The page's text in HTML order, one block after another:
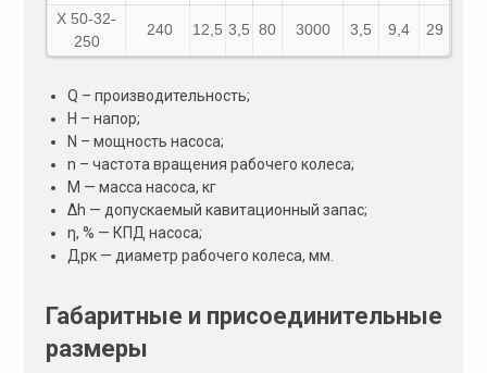
Х 50-32-
250
240 12,5 3,5 80 3000 3,5 9,4 29
Q – производительность;
Н – напор;
N – мощность насоса;
n – частота вращения рабочего колеса;
М — масса насоса, кг
Δh — допускаемый кавитационный запас;
η, % — КПД насоса;
Дрк — диаметр рабочего колеса, мм.
Габаритные и присоединительные
размеры